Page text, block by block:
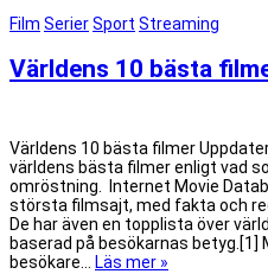
Film SerierSport Streaming
Världens 10 bästa
Världens 10 bästa filmer
världens bästa filmer enligt vad
omröstning. Internet Movie
största filmsajt, med fakta och
De har även en topplista över
baserad på besökarnas betyg.[1]
besökare…
Läs mer »